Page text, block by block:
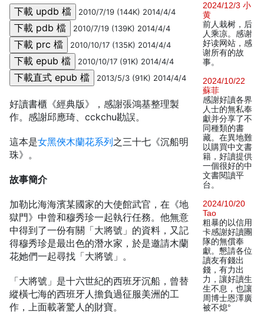
2010/7/19 (144K) 2014/4/4
2010/7/19 (139K) 2014/4/4
2010/10/17 (135K) 2014/4/4
2010/10/17 (91K) 2014/4/4
2013/5/3 (91K) 2014/4/4
好讀書櫃《經典版》，感謝張鴻基整理製
作。感謝邱應琦、cckchu勘誤。
這本是女黑俠木蘭花系列之三十七《沉船明
珠》。
故事簡介
加勒比海海濱某國家的大使館武官，在《地
獄門》中曾和穆秀珍一起執行任務。他無意
中得到了一份有關「大將號」的資料，又記
得穆秀珍是最出色的潛水家，於是邀請木蘭
花她們一起尋找「大將號」。
「大將號」是十六世紀的西班牙沉船，曾替
縱橫七海的西班牙人擔負過征服美洲的工
作，上面載著驚人的財寶。
2024/12/3 小
黄
前人栽树，后
人乘凉。感谢
好读网站，感
谢所有的故
事。
2024/10/22
蘇菲
感謝好讀各界
人士的無私奉
獻并分享了不
同種類的書
藏。在異地難
以購買中文書
籍，好讀提供
一個很好的中
文書閱讀平
台。
2024/10/20
Tao
粗暴的以信用
卡感謝好讀團
隊的無償奉
獻。懇請各位
讀友有錢出
錢，有力出
力，讓好讀生
生不息，也讓
周博士恩澤廣
被不熄°